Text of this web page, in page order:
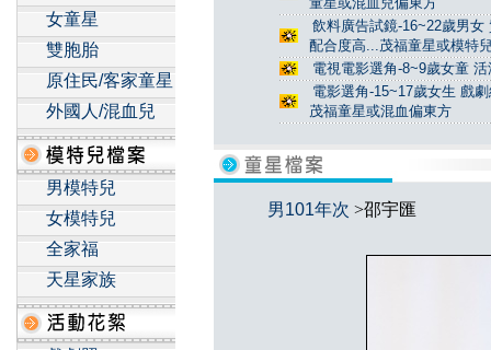
女童星
雙胞胎
原住民/客家童星
外國人/混血兒
男模特兒
女模特兒
全家福
天星家族
飲料廣告試鏡-16~22歲男
配合度高...茂福童星或模特
電視電影選角-8~9歲女童
電影選角-15~17歲女生 戲
茂福童星或混血偏東方
男101年次 >邵宇匯